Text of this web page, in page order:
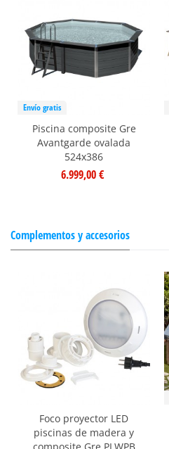
Envío gratis
Piscina composite Gre
Avantgarde ovalada
524x386
6.999,00 €
Complementos y accesorios
Foco proyector LED
piscinas de madera y
composite Gre PLWPB